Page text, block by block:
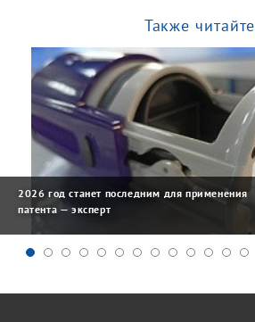
Также читайте
2026 год станет последним для применения
патента — эксперт